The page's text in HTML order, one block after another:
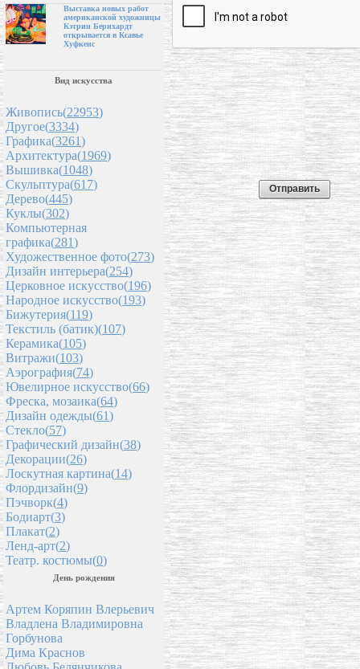
Выставка новых работ
американской художницы
Кэтрин Бернхардт
открывается в Ксавье
Хуфкенс
Вид искусства
Живопись(22953)
Другое(3334)
Графика(3261)
Архитектура(1969)
Вышивка(1048)
Скульптура(617)
Дерево(445)
Куклы(302)
Компьютерная
графика(281)
Художественное фото(273)
Дизайн интерьера(254)
Церковное искусство(196)
Народное искусство(193)
Бижутерия(119)
Текстиль (батик)(107)
Керамика(105)
Витражи(103)
Аэрография(74)
Ювелирное искусство(66)
Фреска, мозаика(64)
Дизайн одежды(61)
Стекло(57)
Графический дизайн(38)
Декорации(26)
Лоскутная картина(14)
Флордизайн(9)
Пэчворк(4)
Бодиарт(3)
Плакат(2)
Ленд-арт(2)
Театр. костюмы(0)
День рождения
Артем Коряпин Влерьевич
Владлена Владимировна
Горбунова
Дима Краснов